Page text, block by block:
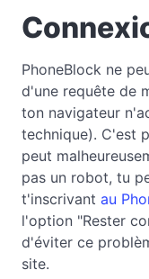
PhoneBlock ne
d'une requête de
ton navigateur
technique). C'est
peut
pas un robot, tu
t'inscrivant au
l'option "Rester
d'éviter ce
site.